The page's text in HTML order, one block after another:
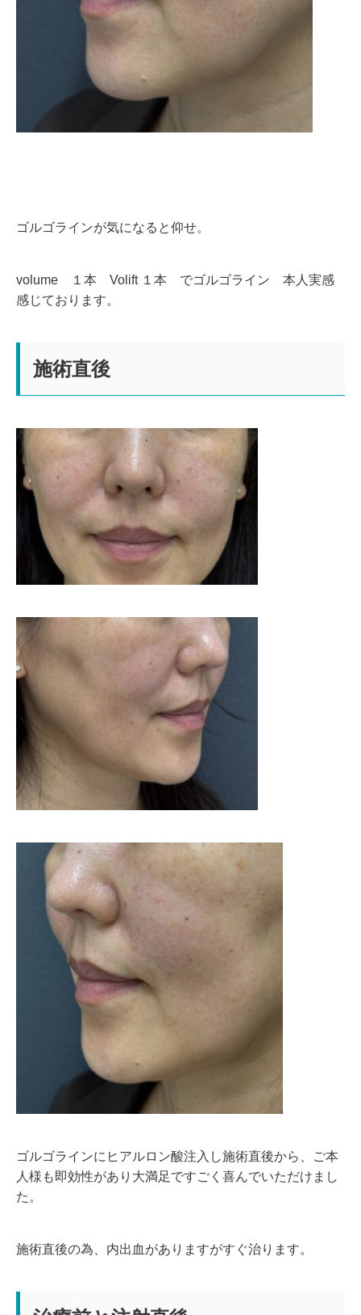
ゴルゴラインが気になると仰せ。
volume １本 Volift １本 でゴルゴライン 本人実感
感じております。
施術直後
ゴルゴラインにヒアルロン酸注入し施術直後から、ご本
人様も即効性があり大満足ですごく喜んでいただけまし
た。
施術直後の為、内出血がありますがすぐ治ります。